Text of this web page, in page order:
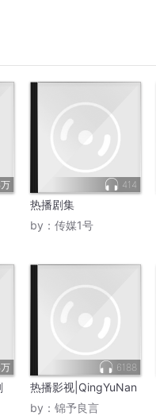
万 414
热播剧集
by： 传媒1号
万 6188
热播影视|QingYuNan
by： 锦予良言